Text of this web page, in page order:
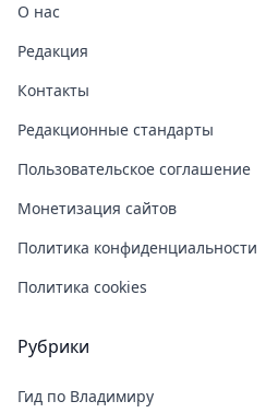
О нас
Редакция
Контакты
Редакционные стандарты
Пользовательское соглашение
Монетизация сайтов
Политика конфиденциальности
Политика cookies
Рубрики
Гид по Владимиру